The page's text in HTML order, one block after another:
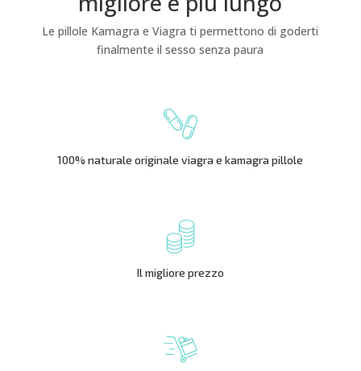
Le pillole Kamagra e Viagra ti permettono di goderti
finalmente il sesso senza paura
100% naturale originale viagra e kamagra pillole
Il migliore prezzo